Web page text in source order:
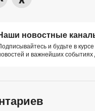
новостные
и будьте в
и важнейших событиях